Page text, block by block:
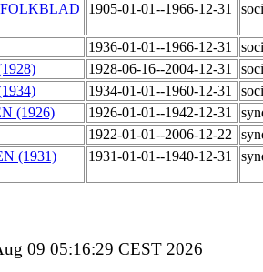
1905-01-01--1966-12-31
1936-01-01--1966-12-31
1928-06-16--2004-12-31
1934-01-01--1960-12-31
(1926)
1926-01-01--1942-12-31
1922-01-01--2006-12-22
(1931)
1931-01-01--1940-12-31
09 05:16:29 CEST 2026